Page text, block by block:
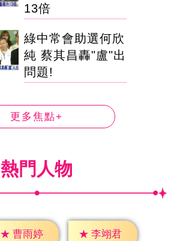
13倍
綠中常會助選何欣
純 蔡其昌轟"盧"出
問題!
更多焦點+
熱門人物
★ 曹雨婷 ★ 李翊君